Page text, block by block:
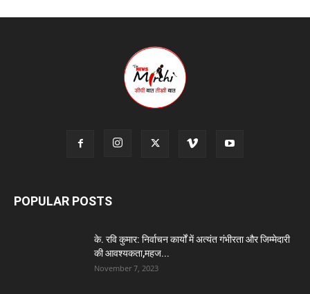
POPULAR POSTS
के. रवि कुमार: निर्वाचन कार्यों में अत्यंत गंभीरता और जिम्मेदारी
की आवश्यकता,महज...
November 7, 2023